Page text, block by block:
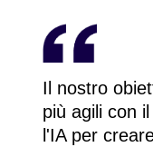
Il nostro
più agili con
l'IA per